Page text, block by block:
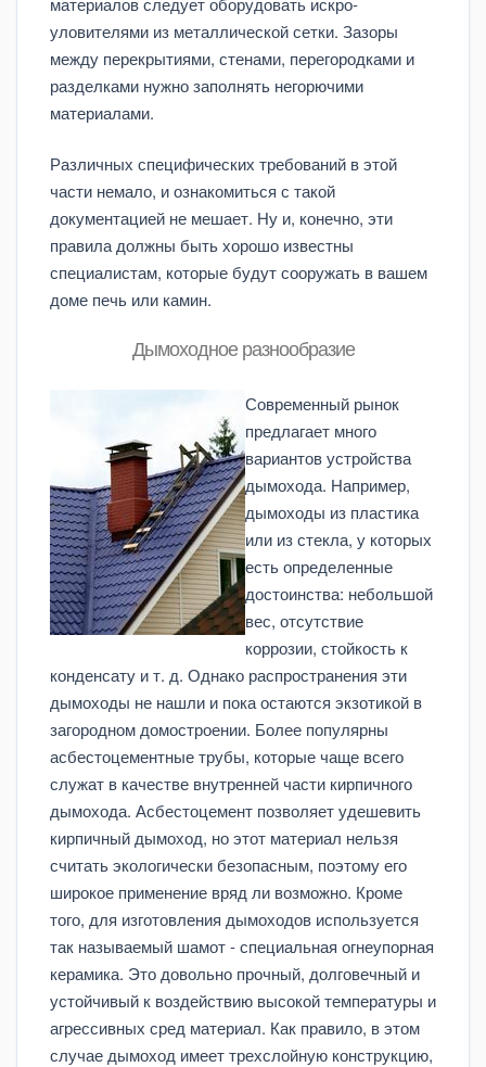
уловителями из металлической сетки. Зазоры
между перекрытиями, стенами, перегородками и
разделками нужно заполнять негорючими
материалами.
Различных специфических требований в этой
части немало, и ознакомиться с такой
документацией не мешает. Ну и, конечно, эти
правила должны быть хорошо известны
специалистам, которые будут сооружать в вашем
доме печь или камин.
Дымоходное разнообразие
Современный рынок
предлагает много
вариантов устройства
дымохода. Например,
дымоходы из пластика
или из стекла, у которых
есть определенные
достоинства: небольшой
вес, отсутствие
коррозии, стойкость к
конденсату и т. д. Однако распространения эти
дымоходы не нашли и пока остаются экзотикой в
загородном домостроении. Более популярны
асбестоцементные трубы, которые чаще всего
служат в качестве внутренней части кирпичного
дымохода. Асбестоцемент позволяет удешевить
кирпичный дымоход, но этот материал нельзя
считать экологически безопасным, поэтому его
широкое применение вряд ли возможно. Кроме
того, для изготовления дымоходов используется
так называемый шамот - специальная огнеупорная
керамика. Это довольно прочный, долговечный и
устойчивый к воздействию высокой температуры и
агрессивных сред материал. Как правило, в этом
случае дымоход имеет трехслойную конструкцию,